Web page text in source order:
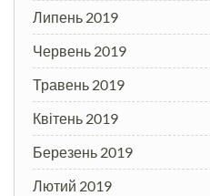
Липень 2019
Червень 2019
Травень 2019
Квітень 2019
Березень 2019
Лютий 2019